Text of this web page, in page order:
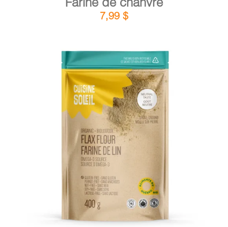
7,99 $
AJOUTER AU PANIER /